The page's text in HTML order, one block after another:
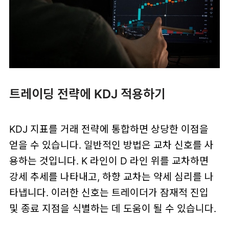
트레이딩 전략에 KDJ 적용하기
KDJ 지표를 거래 전략에 통합하면 상당한 이점을
얻을 수 있습니다. 일반적인 방법은 교차 신호를 사
용하는 것입니다. K 라인이 D 라인 위를 교차하면
강세 추세를 나타내고, 하향 교차는 약세 심리를 나
타냅니다. 이러한 신호는 트레이더가 잠재적 진입
및 종료 지점을 식별하는 데 도움이 될 수 있습니다.